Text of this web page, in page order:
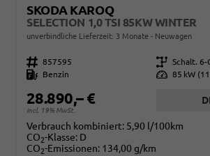
SKODA KAROQ
SELECTION 1,0 TSI 85KW WINTER
unverbindliche Lieferzeit: 3 Monate Neuwagen
Fahrzeugnr. 857595 Getriebe Schalt. 6-
Kraftstoff
Benzin Leistung 85 kW
28.890,– €
incl. 19% MwSt.
Verbrauch kombiniert: 5,90 l/100km
CO2-Klasse: D
CO2-Emissionen: 134,00 g/km